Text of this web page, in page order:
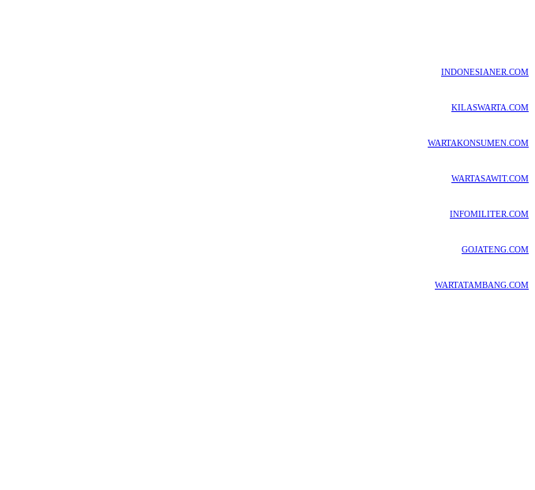
INDONESIANER.COM
KILASWARTA.COM
WARTAKONSUMEN.COM
WARTASAWIT.COM
INFOMILITER.COM
GOJATENG.COM
WARTATAMBANG.COM